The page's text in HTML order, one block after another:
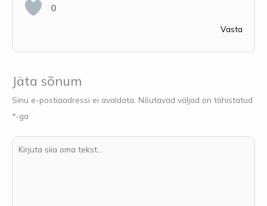
0
Vasta
Jäta sõnum
Sinu e-postiaadressi ei avaldata. Nõutavad väljad on tähistatud
*-ga
Kirjuta
siia